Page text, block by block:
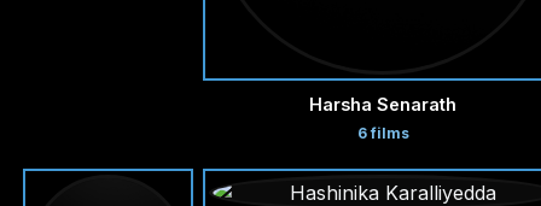
Harsha Senarath
6 films